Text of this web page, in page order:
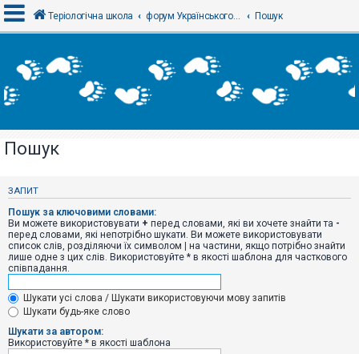
х
і
Р
с
р
а
ц
і
я
Т
е
м
и
б
Теріологічна школа форум Українського теріологічного товариства Пошук
Пошук
ЗАПИТ
Пошук за ключовими словами:
Ви можете використовувати + перед словами, які ви хочете знайти та -
перед словами, які непотрібно шукати. Ви можете використовувати
список слів, розділяючи їх символом | на частини, якщо потрібно знайти
лише одне з цих слів. Використовуйте * в якості шаблона для часткового
співпадання.
Шукати усі слова / Шукати використовуючи мову запитів
Шукати будь-яке слово
Шукати за автором:
Використовуйте * в якості шаблона